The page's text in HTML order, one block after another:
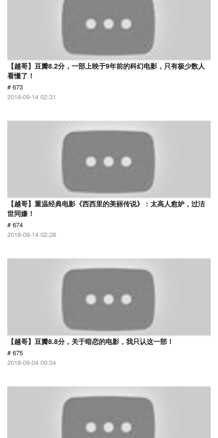
【越哥】豆瓣8.2分，一部上映于9年前的科幻电影，只有极少数人
看懂了！
# 673
2018-09-14 02:31
【越哥】重温经典电影《西西里的美丽传说》：太高人愈妒，过洁
世同嫌！
# 674
2018-09-14 02:28
【越哥】豆瓣8.8分，关于暗恋的电影，我只认这一部！
# 675
2018-09-04 09:04